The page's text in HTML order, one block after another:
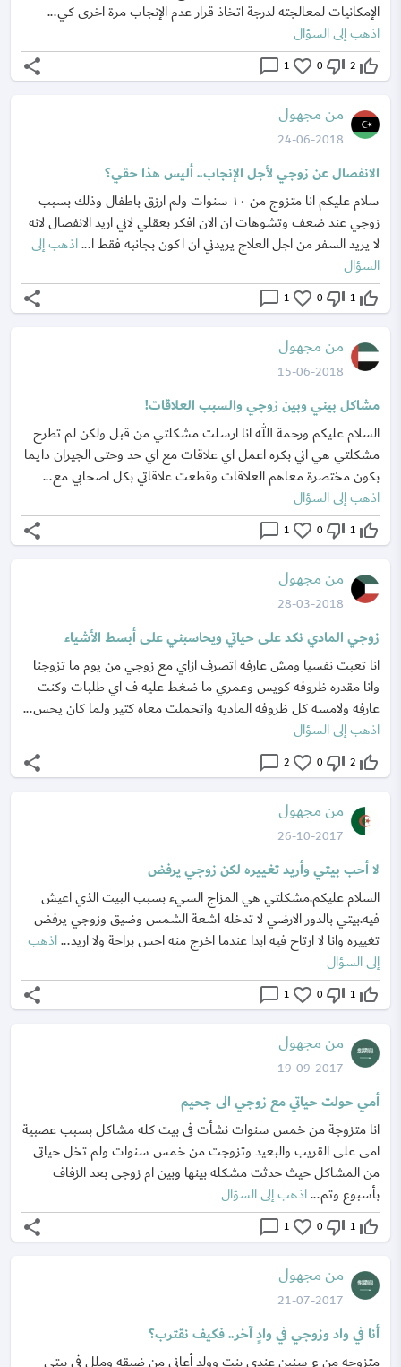
الإمكانيات لمعالجته لدرجة اتخاذ قرار عدم الإنجاب مرة اخرى كي...
اذهب إلى السؤال
thumb_up_off_alt
2
thumb_down_off_alt
0
favorite_border
1
chat_bubble_outline
share
من مجهول
24-06-2018
الانفصال عن زوجي لأجل الإنجاب.. أليس هذا حقي؟
سلام عليكم انا متزوج من ١٠ سنوات ولم ارزق باطفال وذلك بسبب
زوجي عند ضعف وتشوهات ان الان افكر بعقلي لاني اريد الانفصال لانه
لا يريد السفر من اجل العلاج يريدني ان اكون بجانبه فقط ا...اذهب إلى
السؤال
thumb_up_off_alt
1
thumb_down_off_alt
0
favorite_border
1
chat_bubble_outline
share
من مجهول
15-06-2018
مشاكل بيني وبين زوجي والسبب العلاقات!
السلام عليكم ورحمة الله انا ارسلت مشكلتي من قبل ولكن لم تطرح
مشكلتي هي اني بكره اعمل اي علاقات مع اي حد وحتى الجيران دايما
بكون مختصرة معاهم العلاقات وقطعت علاقاتي بكل اصحابي مع...
اذهب إلى السؤال
thumb_up_off_alt
1
thumb_down_off_alt
0
favorite_border
1
chat_bubble_outline
share
من مجهول
28-03-2018
زوجي المادي نكد على حياتي ويحاسبني على أبسط الأشياء
انا تعبت نفسيا ومش عارفه اتصرف ازاي مع زوجي من يوم ما تزوجنا
وانا مقدره ظروفه كويس وعمري ما ضغط عليه ف اي طلبات وكنت
عارفه ولامسه كل ظروفه الماديه واتحملت معاه كتير ولما كان يحس...
اذهب إلى السؤال
thumb_up_off_alt
2
thumb_down_off_alt
0
favorite_border
2
chat_bubble_outline
share
من مجهول
26-10-2017
لا أحب بيتي وأريد تغييره لكن زوجي يرفض
السلام عليكم.مشكلتي هي المزاج السيء بسبب البيت الذي اعيش
فيه.بيتي بالدور الارضي لا تدخله اشعة الشمس وضيق وزوجي يرفض
تغييره وانا لا ارتاح فيه ابدا عندما اخرج منه احس براحة ولا اريد...اذهب
إلى السؤال
thumb_up_off_alt
1
thumb_down_off_alt
0
favorite_border
1
chat_bubble_outline
share
من مجهول
19-09-2017
أمي حولت حياتي مع زوجي الى جحيم
انا متزوجة من خمس سنوات نشأت فى بيت كله مشاكل بسبب عصبية
امى على القريب والبعيد وتزوجت من خمس سنوات ولم تخل حياتى
من المشاكل حيث حدثت مشكله بينها وبين ام زوجى بعد الزفاف
بأسبوع وتم...اذهب إلى السؤال
thumb_up_off_alt
1
thumb_down_off_alt
0
favorite_border
1
chat_bubble_outline
share
من مجهول
21-07-2017
أنا في واد وزوجي في وادٍ آخر.. فكيف نقترب؟
متزوجه من ع سنين عندي بنت وولد أعاني من ضيقه وملل في بيتي